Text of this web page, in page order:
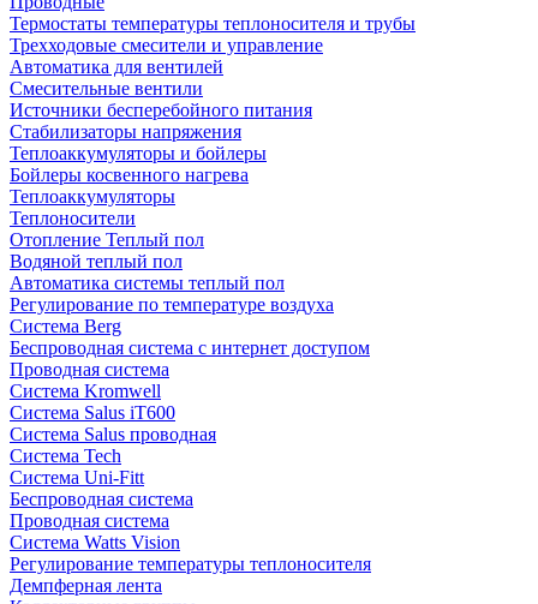
Термостаты температуры теплоносителя и трубы
Трехходовые смесители и управление
Автоматика для вентилей
Смесительные вентили
Источники бесперебойного питания
Стабилизаторы напряжения
Теплоаккумуляторы и бойлеры
Бойлеры косвенного нагрева
Теплоаккумуляторы
Теплоносители
Отопление Теплый пол
Водяной теплый пол
Автоматика системы теплый пол
Регулирование по температуре воздуха
Система Berg
Беспроводная система с интернет доступом
Проводная система
Система Kromwell
Система Salus iT600
Система Salus проводная
Система Tech
Система Uni-Fitt
Беспроводная система
Проводная система
Система Watts Vision
Регулирование температуры теплоносителя
Демпферная лента